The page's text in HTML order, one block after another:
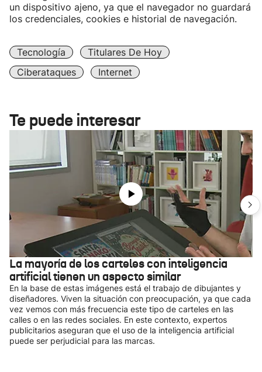
un dispositivo ajeno, ya que el navegador no guardará
los credenciales, cookies e historial de navegación.
Tecnología
Titulares De Hoy
Ciberataques
Internet
Te puede interesar
La mayoría de los carteles con inteligencia
artificial tienen un aspecto similar
En la base de estas imágenes está el trabajo de dibujantes y
diseñadores. Viven la situación con preocupación, ya que cada
vez vemos con más frecuencia este tipo de carteles en las
calles o en las redes sociales. En este contexto, expertos
publicitarios aseguran que el uso de la inteligencia artificial
puede ser perjudicial para las marcas.